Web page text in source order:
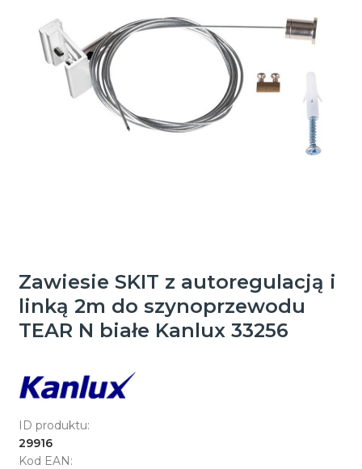
Zawiesie SKIT z autoregulacją i
linką 2m do szynoprzewodu
TEAR N białe Kanlux 33256
ID produktu:
29916
Kod EAN: